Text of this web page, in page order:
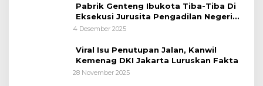
Pabrik Genteng Ibukota Tiba-Tiba Di
Eksekusi Jurusita Pengadilan Negeri
Tangerang, Diduga Cacat Hukum Sejak
4 Desember 2025
Viral Isu Penutupan Jalan, Kanwil
Kemenag DKI Jakarta Luruskan Fakta
28 November 2025